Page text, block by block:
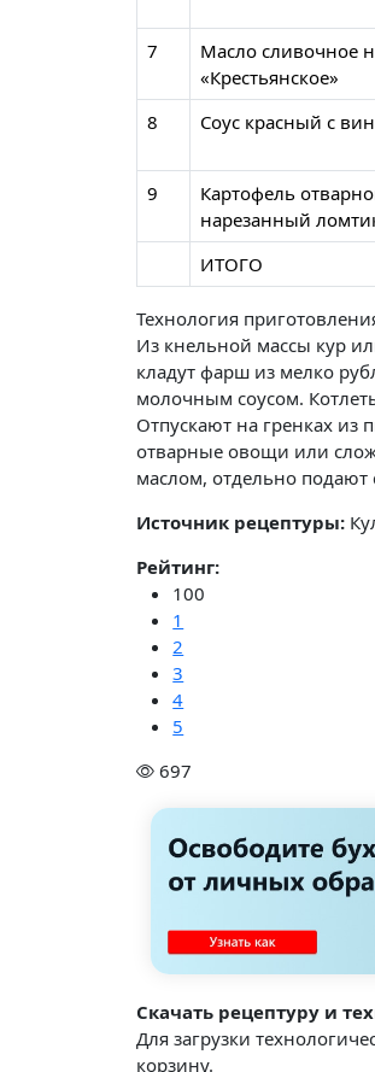
7
Масло сливочное
«Крестьянское»
8 Соус красный с
9
Картофель
нарезанный
ИТОГО
Технология
Из кнельной массы кур
кладут фарш из мелко
молочным соусом.
Отпускают на гренках
отварные овощи или
маслом, отдельно подают
Источник рецептуры:
Рейтинг:
100
1
2
3
4
5
697
Скачать рецептуру и
Для загрузки
корзину.